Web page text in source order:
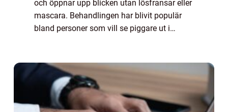
och öppnar upp blicken utan lösfransar eller
mascara. Behandlingen har blivit populär
bland personer som vill se piggare ut i